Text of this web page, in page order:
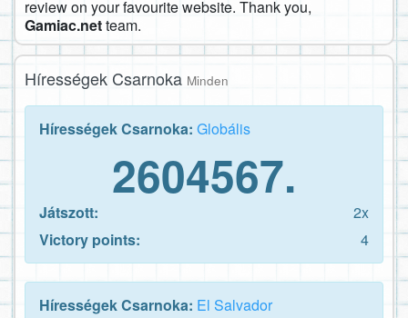
review on your favourite website. Thank you,
Gamiac.netteam.
Hírességek Csarnoka Minden
Hírességek Csarnoka: Globális
2604567.
Játszott:
2x
Victory points:
4
Hírességek Csarnoka: El Salvador